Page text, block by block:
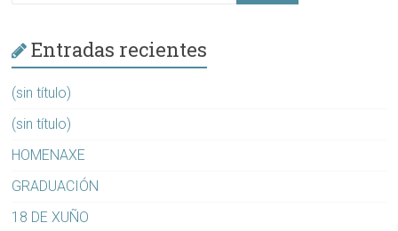
Entradas recientes
(sin título)
(sin título)
HOMENAXE
GRADUACIÓN
18 DE XUÑO